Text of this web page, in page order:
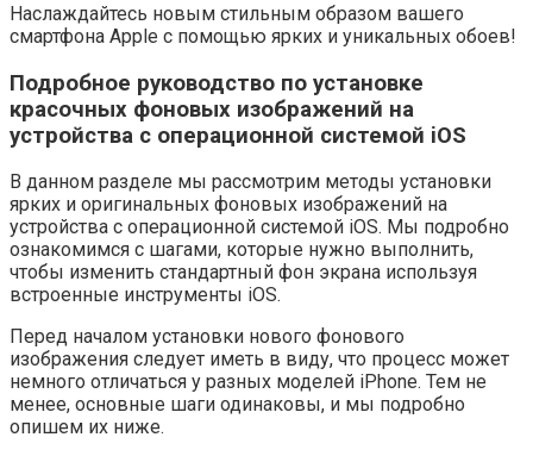
Наслаждайтесь новым стильным образом вашего
смартфона Apple с помощью ярких и уникальных обоев!
Подробное руководство по установке
красочных фоновых изображений на
устройства с операционной системой iOS
В данном разделе мы рассмотрим методы установки
ярких и оригинальных фоновых изображений на
устройства с операционной системой iOS. Мы подробно
ознакомимся с шагами, которые нужно выполнить,
чтобы изменить стандартный фон экрана используя
встроенные инструменты iOS.
Перед началом установки нового фонового
изображения следует иметь в виду, что процесс может
немного отличаться у разных моделей iPhone. Тем не
менее, основные шаги одинаковы, и мы подробно
опишем их ниже.